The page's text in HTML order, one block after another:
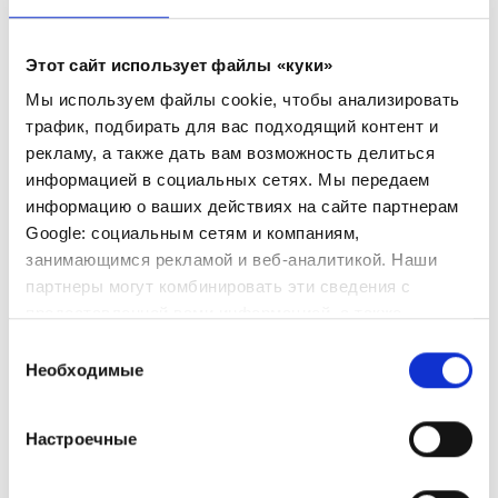
Этот сайт использует файлы «куки»
Мы используем файлы cookie, чтобы анализировать
трафик, подбирать для вас подходящий контент и
рекламу, а также дать вам возможность делиться
информацией в социальных сетях. Мы передаем
информацию о ваших действиях на сайте партнерам
Google: социальным сетям и компаниям,
занимающимся рекламой и веб-аналитикой. Наши
партнеры могут комбинировать эти сведения с
вами их сервисов.
согласия
Необходимые
Настроечные
сообщат о доступных процедурах и
сауна, хаммам и джакузи не будут работать в
2021 году из-за протоколов по охране здоровья
и безопасности COVID-19, утвержденных
правительством Греции. Соответствующие
правила можно найти по этой ссылке:
https://mintour.gov.gr/wp-
content/uploads/2021/05/KYA6632-2021-
ygeionomika-protokolla.pdf. Пожалуйста,
проверьте меню спа-салона, чтобы проверить
все процедуры и массажи, которые
предлагаются на 2021 год, на странице «Спа и
СПОРТ И МЕРОПРИЯТИЯ
Доступны все виды спорта на открытом